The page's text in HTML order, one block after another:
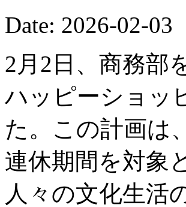
Date: 2026-02-03
2月2日、商務部
ハッピーショッ
た。この計画は
連休期間を対象
人々の文化生活